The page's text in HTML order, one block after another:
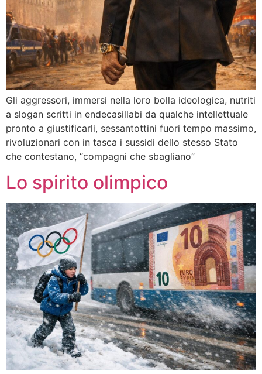
Gli aggressori, immersi nella loro bolla ideologica, nutriti
a slogan scritti in endecasillabi da qualche intellettuale
pronto a giustificarli, sessantottini fuori tempo massimo,
rivoluzionari con in tasca i sussidi dello stesso Stato
che contestano, “compagni che sbagliano”
Lo spirito olimpico